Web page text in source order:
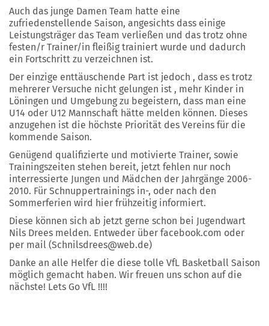
Auch das junge Damen Team hatte eine
zufriedenstellende Saison, angesichts dass einige
Leistungsträger das Team verließen und das trotz ohne
festen/r Trainer/in fleißig trainiert wurde und dadurch
ein Fortschritt zu verzeichnen ist.
Der einzige enttäuschende Part ist jedoch , dass es trotz
mehrerer Versuche nicht gelungen ist , mehr Kinder in
Löningen und Umgebung zu begeistern, dass man eine
U14 oder U12 Mannschaft hätte melden können. Dieses
anzugehen ist die höchste Priorität des Vereins für die
kommende Saison.
Genügend qualifizierte und motivierte Trainer, sowie
Trainingszeiten stehen bereit, jetzt fehlen nur noch
interressierte Jungen und Mädchen der Jahrgänge 2006-
2010. Für Schnuppertrainings in-, oder nach den
Sommerferien wird hier frühzeitig informiert.
Diese können sich ab jetzt gerne schon bei Jugendwart
Nils Drees melden. Entweder über facebook.com oder
per mail (Schnilsdrees@web.de)
Danke an alle Helfer die diese tolle VfL Basketball Saison
möglich gemacht haben. Wir freuen uns schon auf die
nächste! Lets Go VfL !!!!